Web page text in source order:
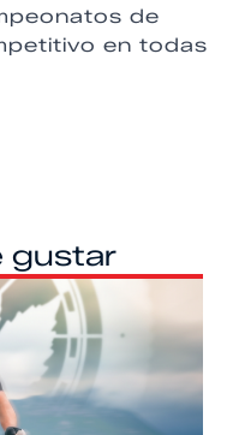
de
en todas
gustar